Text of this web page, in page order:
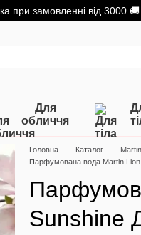
при замовленні від 3000 🚚
Для
обличчя
Головна Каталог
Парфумована вода Martin
Sunshine